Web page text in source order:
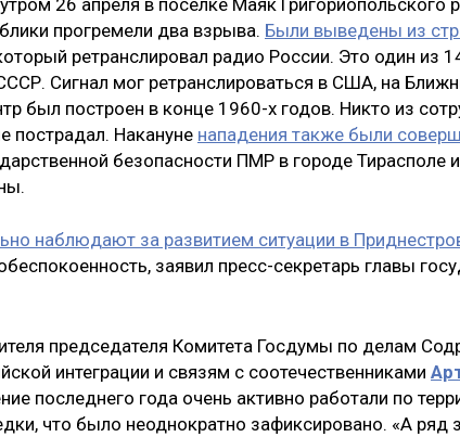
прогремели два взрыва. Были выведены из
ретранслировал радио России. Это один из
Сигнал мог ретранслироваться в США, на
был построен в конце 1960-х годов. Никто из
пострадал. Накануне нападения также были
безопасности ПМР в городе Тирасполе
наблюдают за развитием ситуации в
заявил пресс-секретарь главы
председателя Комитета Госдумы по делам
интеграции и связям с соотечественниками
последнего года очень активно работали по
что было неоднократно зафиксировано. «А ряд